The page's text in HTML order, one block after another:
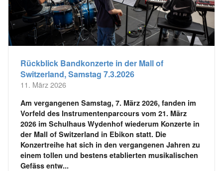
Rückblick Bandkonzerte in der Mall of
Switzerland, Samstag 7.3.2026
11. März 2026
Am vergangenen Samstag, 7. März 2026, fanden im
Vorfeld des Instrumentenparcours vom 21. März
2026 im Schulhaus Wydenhof wiederum Konzerte in
der Mall of Switzerland in Ebikon statt. Die
Konzertreihe hat sich in den vergangenen Jahren zu
einem tollen und bestens etablierten musikalischen
Gefäss entw...